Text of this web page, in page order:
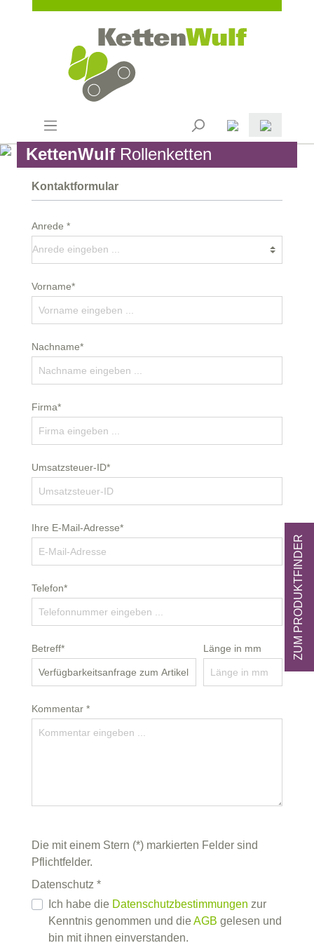
KettenWulfRollenketten
Kontaktformular
Anrede *
Vorname*
Nachname*
Firma*
Umsatzsteuer-ID*
Ihre E-Mail-Adresse*
Telefon*
Betreff* Länge in mm
Kommentar *
Die mit einem Stern (*) markierten Felder sind
Pflichtfelder.
Datenschutz *
Ich habe die Datenschutzbestimmungen zur
Kenntnis genommen und dieAGB gelesen und
bin mit ihnen einverstanden.
ZUM PRODUKTFINDER